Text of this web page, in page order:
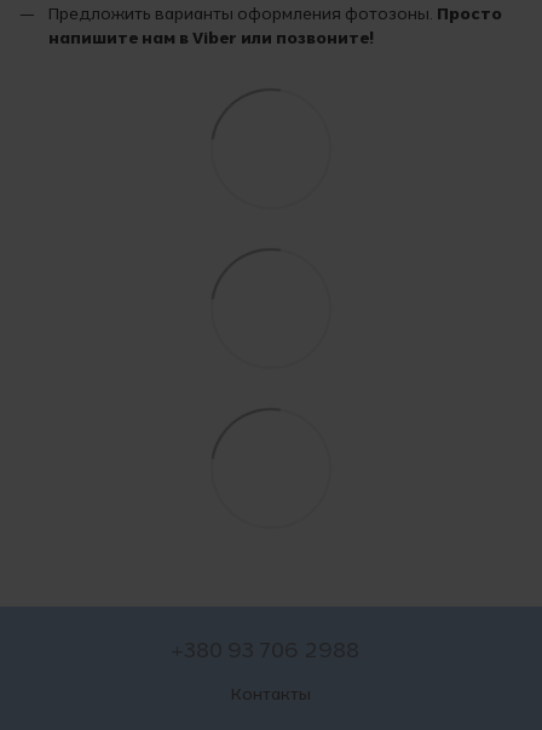
Предложить варианты оформления фотозоны. Просто
напишите нам в Viber или позвоните!
Контакты